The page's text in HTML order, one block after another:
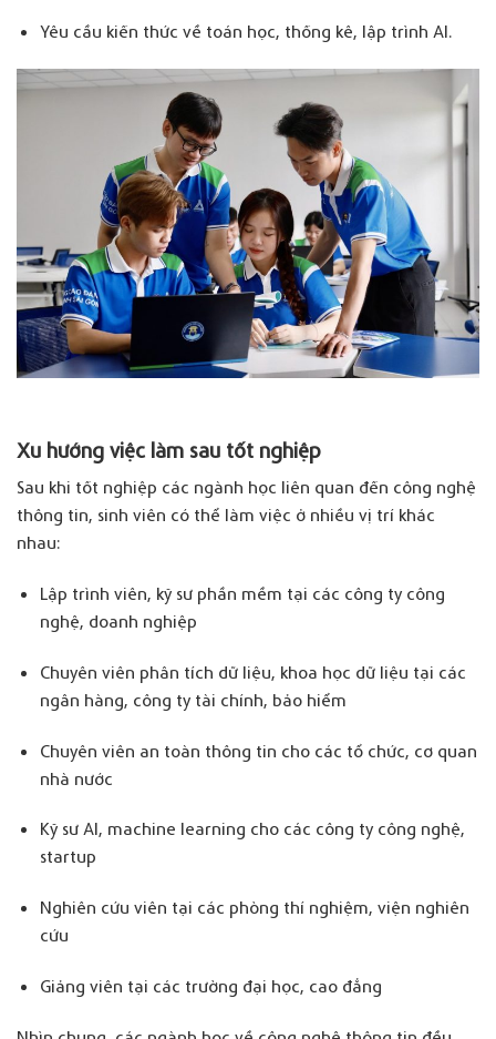
Yêu cầu kiến thức về toán học, thống kê, lập trình AI.
Xu hướng việc làm sau tốt nghiệp
Sau khi tốt nghiệp các ngành học liên quan đến công nghệ
thông tin, sinh viên có thể làm việc ở nhiều vị trí khác
nhau:
Lập trình viên, kỹ sư phần mềm tại các công ty công
nghệ, doanh nghiệp
Chuyên viên phân tích dữ liệu, khoa học dữ liệu tại các
ngân hàng, công ty tài chính, bảo hiểm
Chuyên viên an toàn thông tin cho các tổ chức, cơ quan
nhà nước
Kỹ sư AI, machine learning cho các công ty công nghệ,
startup
Nghiên cứu viên tại các phòng thí nghiệm, viện nghiên
cứu
Giảng viên tại các trường đại học, cao đẳng